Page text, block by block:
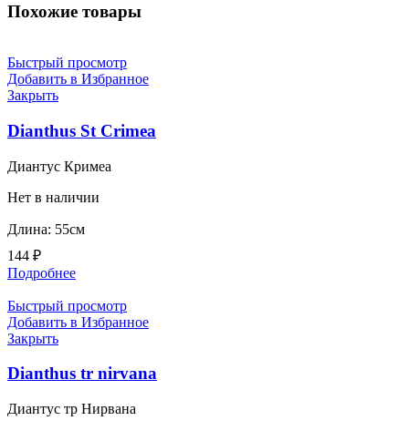
Похожие товары
Быстрый просмотр
Добавить в Избранное
Закрыть
Dianthus St Crimea
Диантус Кримеа
Нет в наличии
Длина: 55см
144 ₽
Подробнее
Быстрый просмотр
Добавить в Избранное
Закрыть
Dianthus tr nirvana
Диантус тр Нирвана